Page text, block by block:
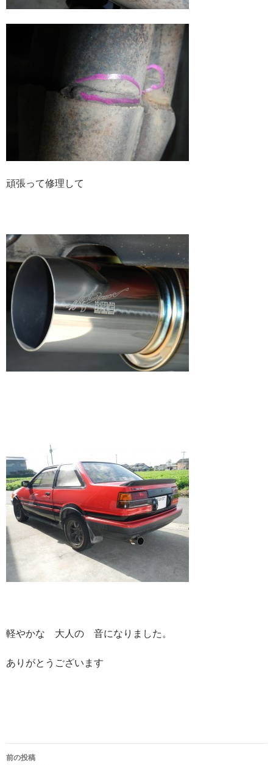
頑張って修理して
軽やかな 大人の 音になりました。
ありがとうございます
前の投稿